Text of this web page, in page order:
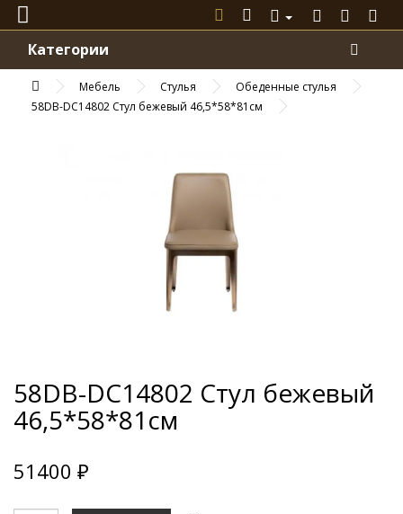
Категории
Мебель Стулья
Обеденные стулья
58DB-DC14802 Стул бежевый 46,5*58*81см
58DB-DC14802 Стул бежевый
46,5*58*81см
51400 ₽